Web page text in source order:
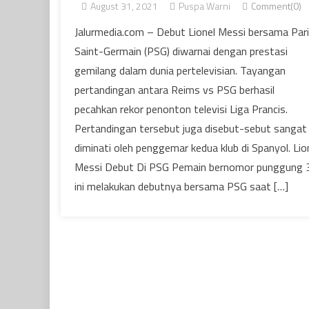
August 31, 2021 Puspa Warni Comment(0)
Jalurmedia.com – Debut Lionel Messi bersama
Saint-Germain (PSG) diwarnai dengan prestasi
gemilang dalam dunia pertelevisian. Tayangan
pertandingan antara Reims vs PSG berhasil
pecahkan rekor penonton televisi Liga Prancis.
Pertandingan tersebut juga disebut-sebut sangat
diminati oleh penggemar kedua klub di Spanyol.
Messi Debut Di PSG Pemain bernomor punggung
ini melakukan debutnya bersama PSG saat […]